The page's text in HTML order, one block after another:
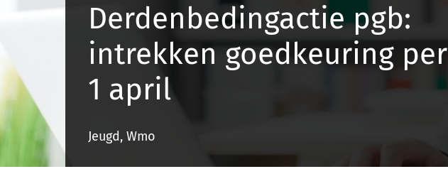
Derdenbedingactie pgb:
intrekken goedkeuring per
1 april
Jeugd, Wmo